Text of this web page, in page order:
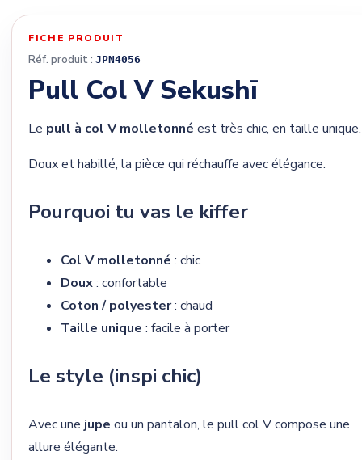
FICHE PRODUIT
Réf. produit : JPN4056
Pull Col V Sekushī
Le pull à col V molletonné est très chic, en taille unique.
Doux et habillé, la pièce qui réchauffe avec élégance.
Pourquoi tu vas le kiffer
Col V molletonné : chic
Doux: confortable
Coton / polyester: chaud
Taille unique : facile à porter
Le style (inspi chic)
Avec une jupe ou un pantalon, le pull col V compose une
allure élégante.